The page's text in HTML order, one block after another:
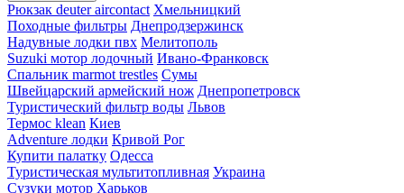
Рюкзак deuter aircontact Хмельницкий
Походные фильтры Днепродзержинск
Надувные лодки пвх Мелитополь
Suzuki мотор лодочный Ивано-Франковск
Спальник marmot trestles Сумы
Швейцарский армейский нож Днепропетровск
Туристический фильтр воды Львов
Термос klean Киев
Adventure лодки Кривой Рог
Купити палатку Одесса
Туристическая мультитопливная Украина
Сузуки мотор Харьков